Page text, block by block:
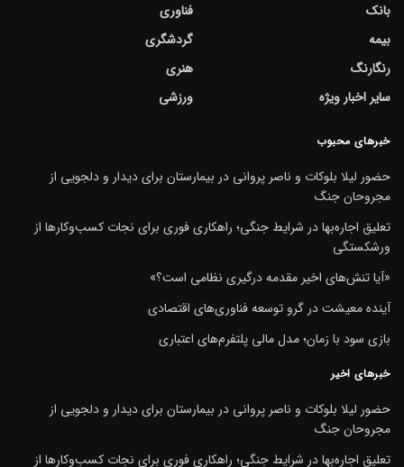
بانک
بیمه
رنگارنگ
سایر اخبار ویژه
فناوری
گردشگری
هنری
ورزشی
خبرهای محبوب
حضور لیلا بلوکات و ناصر پروانی در بیمارستان برای دیدار و دلجویی از
مجروحان جنگ
تعلیق اجاره‌بها در شرایط جنگی؛ راهکاری فوری برای نجات کسب‌وکارها از
ورشکستگی
«آیا تنش‌های اخیر مقدمه درگیری نظامی است؟»
آینده معیشت در گرو توسعه فناوری‌های اقتصادی
بازی سود با زمان؛ مدل مالی پلتفرم‌های اعتباری
خبرهای اخیر
حضور لیلا بلوکات و ناصر پروانی در بیمارستان برای دیدار و دلجویی از
مجروحان جنگ
تعلیق اجاره‌بها در شرایط جنگی؛ راهکاری فوری برای نجات کسب‌وکارها از